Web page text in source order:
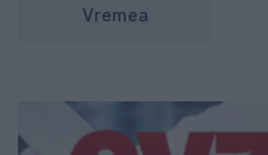
Vremea